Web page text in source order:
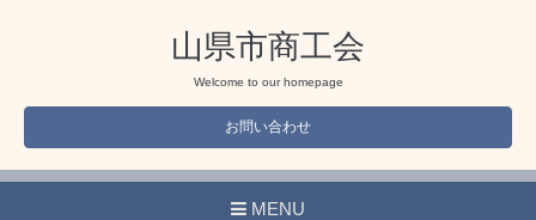
山県市商工会
Welcome to our homepage
お問い合わせ
MENU